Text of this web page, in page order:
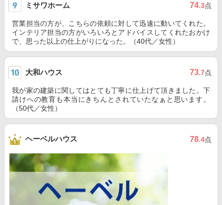
ミサワホーム 74.3点
営業担当の方が、こちらの依頼に対して迅速に動いてくれた。
インテリア担当の方がいろいろとアドバイスしてくれたおかけ
で、思った以上の仕上がりになった。（40代／女性）
大和ハウス 73.7点
我が家の建築に関してはとても丁寧に仕上げて頂きました。下
請けへの教育も本当にきちんとされていたなぁと思います。
（50代／女性）
ヘーベルハウス 78.4点